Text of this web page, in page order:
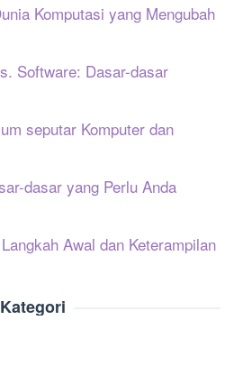
Komputasi yang Mengubah
Software: Dasar-dasar
seputar Komputer dan
dasar yang Perlu Anda
Awal dan Keterampilan
Kategori